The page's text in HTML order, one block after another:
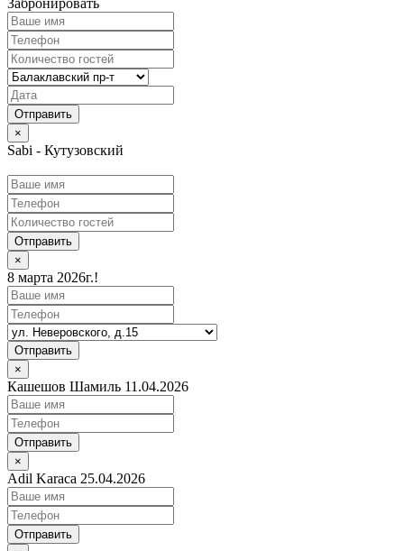
×
Sabi - Кутузовский
Отправить
×
8 марта 2026г.!
Отправить
×
Кашешов Шамиль 11.04.2026
Отправить
×
Adil Karaca 25.04.2026
Отправить